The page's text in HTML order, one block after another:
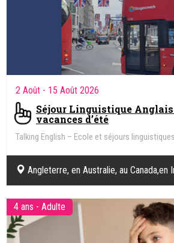
2 Août - 15 Août 2026
Séjour Linguistique
vacances d’été
Talking English – Ecole et séjours
Angleterre, en Australie, au Canada,en
Nouvelle-Zélande.
4 ans - Adulte